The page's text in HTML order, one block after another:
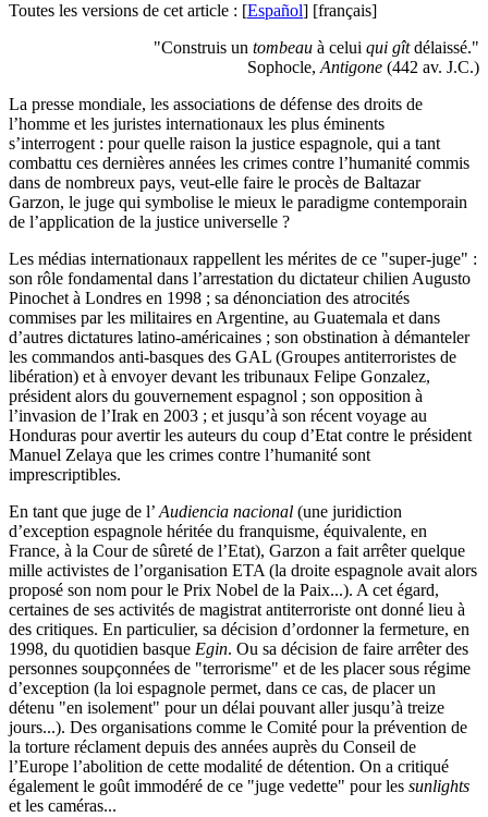
Toutes les versions de cet article : [Español] [français]
"Construis un tombeau à celui qui gîtdélaissé."
Sophocle, Antigone (442 av. J.C.)
La presse mondiale, les associations de défense des droits de
l’homme et les juristes internationaux les plus éminents
s’interrogent : pour quelle raison la justice espagnole, qui a tant
combattu ces dernières années les crimes contre l’humanité commis
dans de nombreux pays, veut-elle faire le procès de Baltazar
Garzon, le juge qui symbolise le mieux le paradigme contemporain
de l’application de la justice universelle ?
Les médias internationaux rappellent les mérites de ce "super-juge" :
son rôle fondamental dans l’arrestation du dictateur chilien Augusto
Pinochet à Londres en 1998 ; sa dénonciation des atrocités
commises par les militaires en Argentine, au Guatemala et dans
d’autres dictatures latino-américaines ; son obstination à démanteler
les commandos anti-basques des GAL (Groupes antiterroristes de
libération) et à envoyer devant les tribunaux Felipe Gonzalez,
président alors du gouvernement espagnol ; son opposition à
l’invasion de l’Irak en 2003 ; et jusqu’à son récent voyage au
Honduras pour avertir les auteurs du coup d’Etat contre le président
Manuel Zelaya que les crimes contre l’humanité sont
imprescriptibles.
En tant que juge de l’ Audiencia nacional (une juridiction
d’exception espagnole héritée du franquisme, équivalente, en
France, à la Cour de sûreté de l’Etat), Garzon a fait arrêter quelque
mille activistes de l’organisation ETA (la droite espagnole avait alors
proposé son nom pour le Prix Nobel de la Paix...). A cet égard,
certaines de ses activités de magistrat antiterroriste ont donné lieu à
des critiques. En particulier, sa décision d’ordonner la fermeture, en
1998, du quotidien basque Egin. Ou sa décision de faire arrêter des
personnes soupçonnées de "terrorisme" et de les placer sous régime
d’exception (la loi espagnole permet, dans ce cas, de placer un
détenu "en isolement" pour un délai pouvant aller jusqu’à treize
jours...). Des organisations comme le Comité pour la prévention de
la torture réclament depuis des années auprès du Conseil de
l’Europe l’abolition de cette modalité de détention. On a critiqué
également le goût immodéré de ce "juge vedette" pour les sunlights
et les caméras...